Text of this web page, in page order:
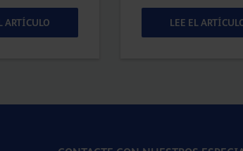
ARTÍCULO LEE EL